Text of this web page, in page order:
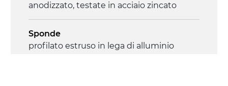
anodizzato, testate in acciaio zincato
Sponde
profilato estruso in lega di alluminio